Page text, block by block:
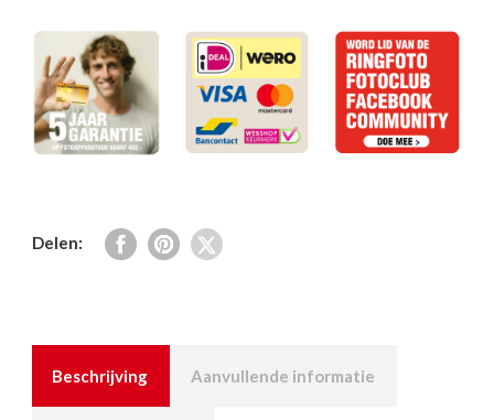
Delen:
Beschrijving Aanvullende informatie